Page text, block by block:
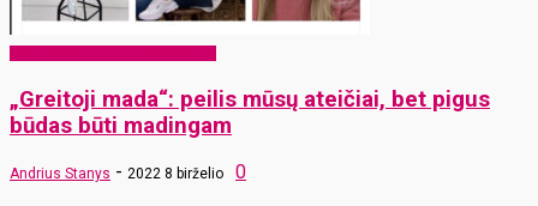
„Greitoji mada“: peilis mūsų ateičiai, bet pigus
būdas būti madingam
Andrius Stanys - 2022 8 birželio 0